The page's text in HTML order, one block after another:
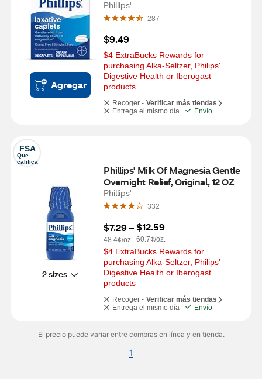
Agregar
Phillips'
287
$9.49
$4 ExtraBucks Rewards for
purchasing Alka-Seltzer, Philips'
Digestive Health or Iberogast
products
Recoger - Verificar más tiendas
Entrega el mismo día
Envío
FSA
Que
califica
2 sizes
Phillips' Milk Of Magnesia Gentle
Overnight Relief, Original, 12 OZ
Phillips'
332
$7.29 –
48.4¢/oz.
$12.59
60.7¢/oz.
$4 ExtraBucks Rewards for
purchasing Alka-Seltzer, Philips'
Digestive Health or Iberogast
products
Recoger - Verificar más tiendas
Entrega el mismo día
Envío
El precio puede variar entre compras en línea y en tienda.
1